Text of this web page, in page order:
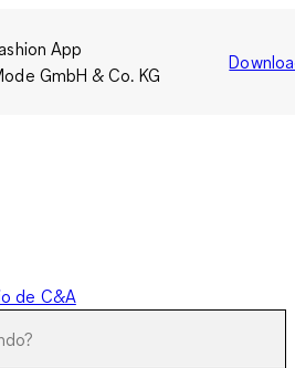
App
GmbH & Co. KG
de C&A